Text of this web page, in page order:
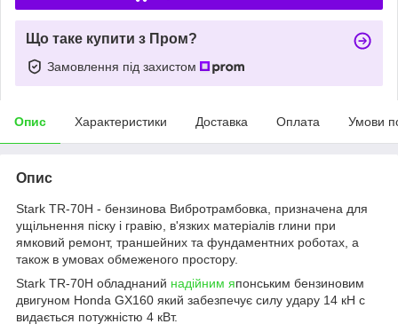
Що таке купити з Пром?
Замовлення під захистом
Опис Характеристики Доставка Оплата Умови
Опис
Stark TR-70H - бензинова Вибротрамбовка, призначена для
ущільнення піску і гравію, в'язких матеріалів глини при
ямковий ремонт, траншейних та фундаментних роботах, а
також в умовах обмеженого простору.
Stark TR-70H обладнаний надійним японським бензиновим
двигуном Honda GX160 який забезпечує силу удару 14 кH c
видається потужністю 4 кВт.